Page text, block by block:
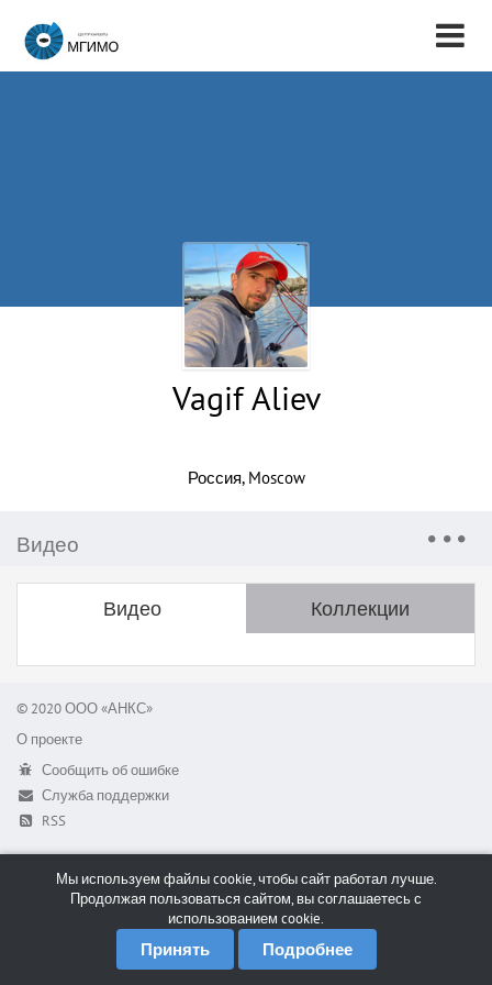
Vagif Aliev
Россия, Moscow
Видео
Видео Коллекции
© 2020 ООО «АНКС»
О проекте
Сообщить об ошибке
Служба поддержки
RSS
Мы используем файлы cookie, чтобы сайт работал лучше.
Продолжая пользоваться сайтом, вы соглашаетесь с
использованием cookie.
Принять Подробнее